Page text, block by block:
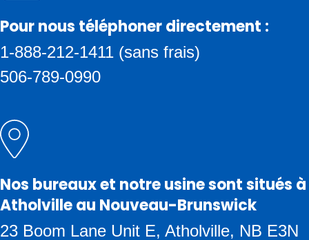
Pour nous téléphoner directement :
1-888-212-1411 (sans frais)
506-789-0990
Nos bureaux et notre usine sont situés à
Atholville au Nouveau-Brunswick
23 Boom Lane Unit E, Atholville, NB E3N